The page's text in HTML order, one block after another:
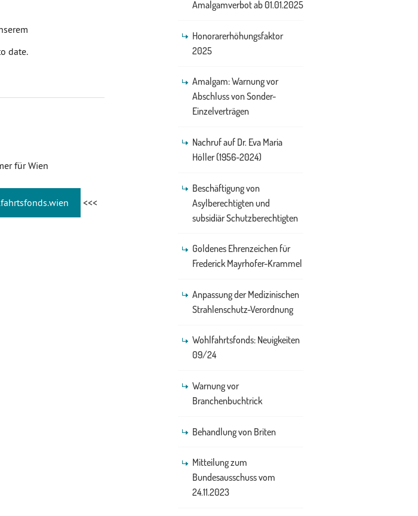
date.
für Wien
<<<
Amalgamverbot ab 01.01.2025
Honorarerhöhungsfaktor
2025
Amalgam: Warnung vor
Abschluss von Sonder-
Einzelverträgen
Nachruf auf Dr. Eva Maria
Höller (1956-2024)
Beschäftigung von
Asylberechtigten und
subsidiär Schutzberechtigten
Goldenes Ehrenzeichen für
Frederick Mayrhofer-Krammel
Anpassung der Medizinischen
Strahlenschutz-Verordnung
Wohlfahrtsfonds: Neuigkeiten
09/24
Warnung vor
Branchenbuchtrick
Behandlung von Briten
Mitteilung zum
Bundesausschuss vom
24.11.2023